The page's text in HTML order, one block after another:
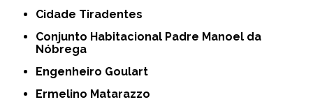
Cidade Tiradentes
Conjunto Habitacional Padre Manoel da
Nóbrega
Engenheiro Goulart
Ermelino Matarazzo